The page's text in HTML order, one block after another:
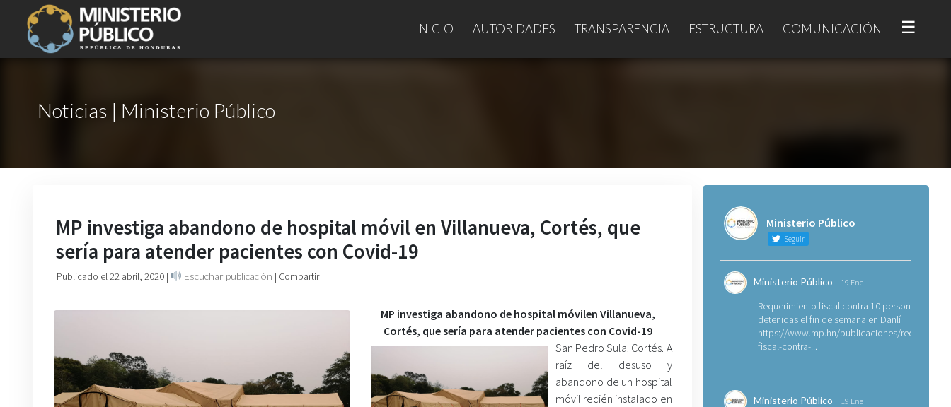
INICIO AUTORIDADES TRANSPARENCIA ESTRUCTURA COMUNICACIÓN ☰
Noticias | Ministerio Público
MP investiga abandono de hospital móvil en Villanueva, Cortés, que
sería para atender pacientes con Covid-19
Publicado el 22 abril, 2020 | Escuchar publicación | Compartir
MP investiga abandono de hospital móvilen Villanueva,
Cortés, que sería para atender pacientes con Covid-19
San Pedro Sula. Cortés. A
raíz del desuso y
abandono de un hospital
móvil recién instalado en
Ministerio Público
Seguir
Ministerio Público 19 Ene
Requerimiento fiscal contra 10 personas
detenidas el fin de semana en Danlí
https://www.mp.hn/publicaciones/
fiscal-contra-...
Ministerio Público 19 Ene